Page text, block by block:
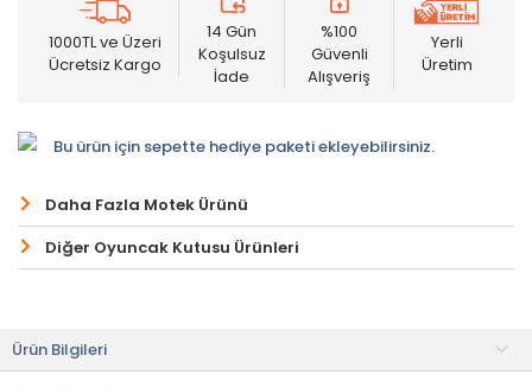
1000TL ve Üzeri
Ücretsiz Kargo
14 Gün
Koşulsuz
İade
%100
Güvenli
Alışveriş
Yerli
Üretim
Bu ürün için sepette hediye paketi ekleyebilirsiniz.
Daha Fazla Motek Ürünü
Diğer Oyuncak Kutusu Ürünleri
Ürün Bilgileri